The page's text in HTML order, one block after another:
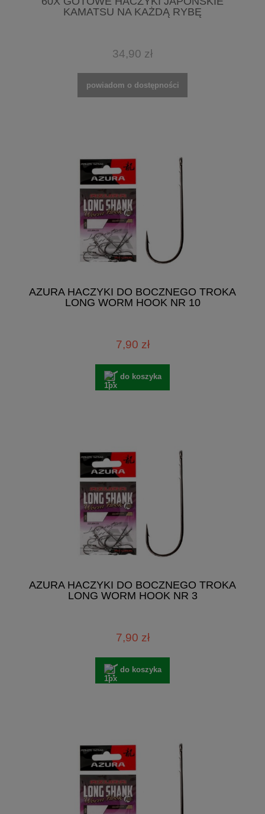
KAMATSU NA KAŻDĄ RYBĘ
34,90 zł
powiadom o dostępności
AZURA HACZYKI DO BOCZNEGO TROKA
LONG WORM HOOK NR 10
7,90 zł
do koszyka
AZURA HACZYKI DO BOCZNEGO TROKA
LONG WORM HOOK NR 3
7,90 zł
do koszyka